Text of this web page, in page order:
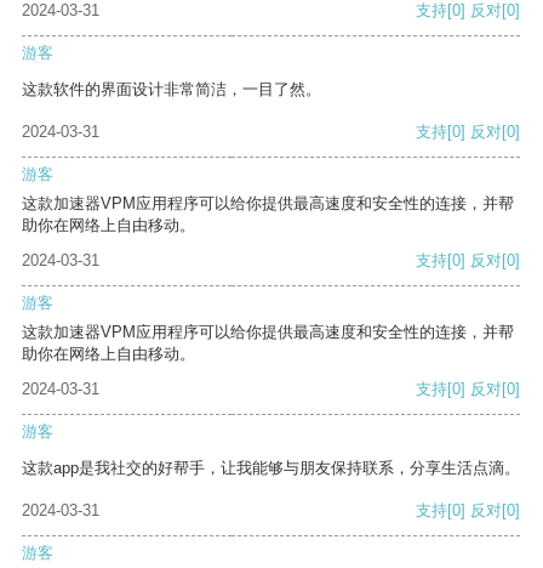
2024-03-31
支持[0] 反对[0]
游客
这款软件的界面设计非常简洁，一目了然。
2024-03-31 支持[0] 反对[0]
游客
这款加速器VPM应用程序可以给你提供最高速度和安全性的连接，并帮
助你在网络上自由移动。
2024-03-31
支持[0] 反对[0]
游客
这款加速器VPM应用程序可以给你提供最高速度和安全性的连接，并帮
助你在网络上自由移动。
2024-03-31
支持[0] 反对[0]
游客
这款app是我社交的好帮手，让我能够与朋友保持联系，分享生活点滴。
2024-03-31 支持[0] 反对[0]
游客